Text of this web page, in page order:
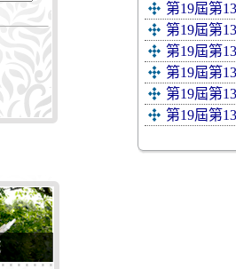
第19屆第
第19屆第
第19屆第
第19屆第
第19屆第
第19屆第